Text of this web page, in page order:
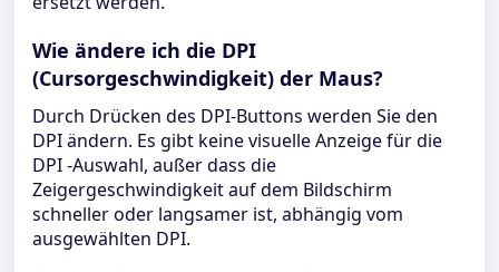
Wie ändere ich die DPI
(Cursorgeschwindigkeit) der Maus?
Durch Drücken des DPI-Buttons werden Sie den
DPI ändern. Es gibt keine visuelle Anzeige für die
DPI -Auswahl, außer dass die
Zeigergeschwindigkeit auf dem Bildschirm
schneller oder langsamer ist, abhängig vom
ausgewählten DPI.